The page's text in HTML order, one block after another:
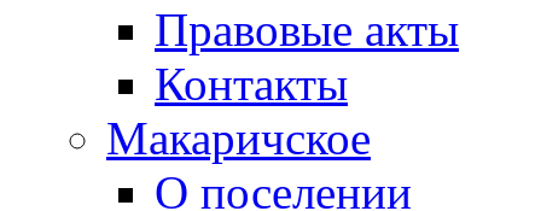
Правовые акты
Контакты
Макаричское
О поселении